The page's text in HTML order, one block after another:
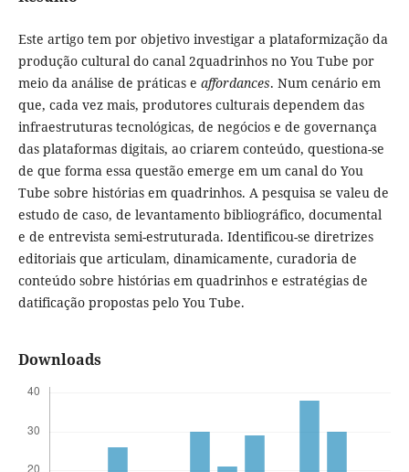
Este artigo tem por objetivo investigar a plataformização da
produção cultural do canal 2quadrinhos no You Tube por
meio da análise de práticas e affordances. Num cenário em
que, cada vez mais, produtores culturais dependem das
infraestruturas tecnológicas, de negócios e de governança
das plataformas digitais, ao criarem conteúdo, questiona-se
de que forma essa questão emerge em um canal do You
Tube sobre histórias em quadrinhos. A pesquisa se valeu de
estudo de caso, de levantamento bibliográfico, documental
e de entrevista semi-estruturada. Identificou-se diretrizes
editoriais que articulam, dinamicamente, curadoria de
conteúdo sobre histórias em quadrinhos e estratégias de
datificação propostas pelo You Tube.
Downloads